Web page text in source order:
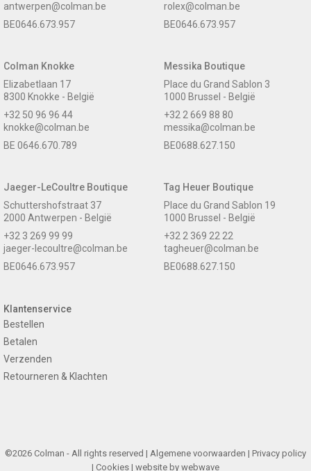
antwerpen@colman.be
BE0646.673.957
rolex@colman.be
BE0646.673.957
Colman Knokke
Elizabetlaan 17
8300 Knokke - België
+32 50 96 96 44
knokke@colman.be
BE 0646.670.789
Messika Boutique
Place du Grand Sablon 3
1000 Brussel - België
+32 2 669 88 80
messika@colman.be
BE0688.627.150
Jaeger-LeCoultre Boutique
Schuttershofstraat 37
2000 Antwerpen - België
+32 3 269 99 99
jaeger-lecoultre@colman.be
BE0646.673.957
Tag Heuer Boutique
Place du Grand Sablon 19
1000 Brussel - België
+32 2 369 22 22
tagheuer@colman.be
BE0688.627.150
Klantenservice
Bestellen
Betalen
Verzenden
Retourneren & Klachten
©2026 Colman - All rights reserved | Algemene voorwaarden | Privacy policy
| Cookies | website by webwave